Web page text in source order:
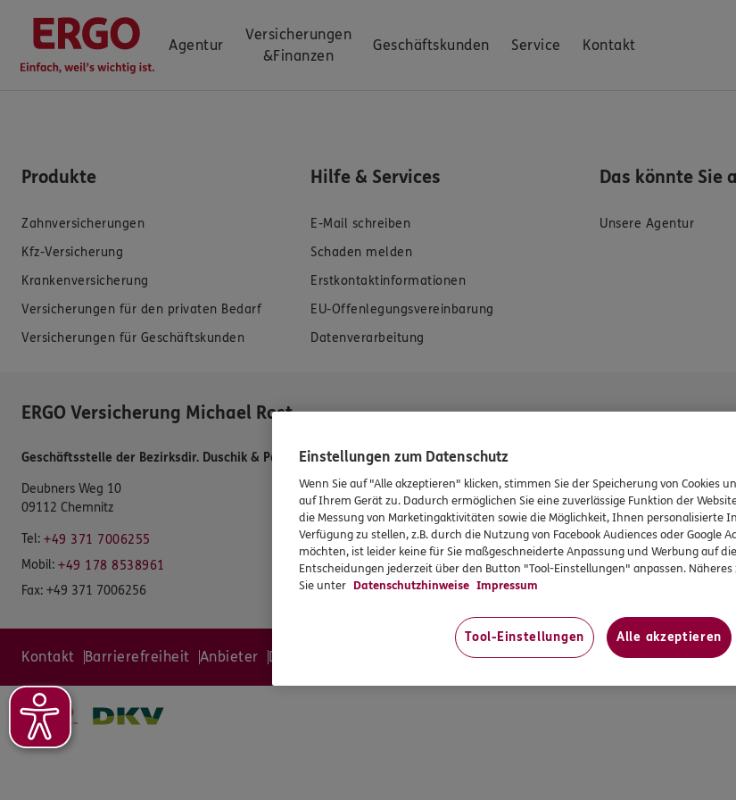
Agentur
Versicherungen
&Finanzen
Geschäftskunden Service Kontakt
Produkte
Zahnversicherungen
Kfz-Versicherung
Krankenversicherung
Versicherungen für den privaten Bedarf
Versicherungen für Geschäftskunden
Hilfe & Services
E-Mail schreiben
Schaden melden
Erstkontaktinformationen
EU-Offenlegungsvereinbarung
Datenverarbeitung
Das könnte Sie
Unsere Agentur
ERGO Versicherung Michael Rost
Geschäftsstelle der Bezirksdir. Duschik & Partner
Deubners Weg 10
09112 Chemnitz
Tel: +49 371 7006255
Mobil: +49 178 8538961
Fax: +49 371 7006256
Kontakt Barrierefreiheit Anbieter Datenschutz Cookies Vertrag widerrufen
Einstellungen zum Datenschutz
Wenn Sie auf "Alle akzeptieren" klicken, stimmen Sie der Speicherung von Cookies
auf Ihrem Gerät zu. Dadurch ermöglichen Sie eine zuverlässige Funktion der
die Messung von Marketingaktivitäten sowie die Möglichkeit, Ihnen personalisierte
Verfügung zu stellen, z.B. durch die Nutzung von Facebook Audiences oder Google
möchten, ist leider keine für Sie maßgeschneiderte Anpassung und Werbung auf
Entscheidungen jederzeit über den Button "Tool-Einstellungen" anpassen.
Sie unter Datenschutzhinweise Impressum
Tool-Einstellungen Alle akzeptieren